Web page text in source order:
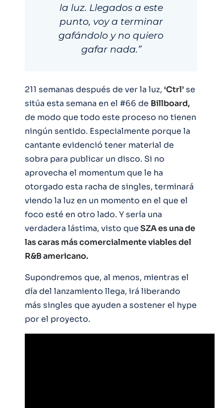
la luz. Llegados a este
punto, voy a terminar
gafándolo y no quiero
gafar nada.”
211 semanas después de ver la luz, ‘Ctrl’se
sitúa esta semana en el #66 de Billboard,
de modo que todo este proceso no tienen
ningún sentido. Especialmente porque la
cantante evidenció tener material de
sobra para publicar un disco. Si no
aprovecha el momentum que le ha
otorgado esta racha de singles, terminará
viendo la luz en un momento en el que el
foco esté en otro lado. Y sería una
verdadera lástima, visto queSZA es una de
las caras más comercialmente viables del
R&B americano.
Supondremos que, al menos, mientras el
día del lanzamiento llega, irá liberando
más singles que ayuden a sostener el hype
por el proyecto.